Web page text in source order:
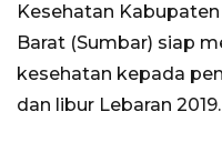
Kesehatan
Barat (Sumbar) siap
kesehatan kepada
dan libur Lebaran 2019.